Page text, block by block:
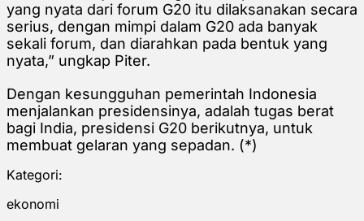
yang nyata dari forum G20 itu dilaksanakan secara
serius, dengan mimpi dalam G20 ada banyak
sekali forum, dan diarahkan pada bentuk yang
nyata,” ungkap Piter.
Dengan kesungguhan pemerintah Indonesia
menjalankan presidensinya, adalah tugas berat
bagi India, presidensi G20 berikutnya, untuk
membuat gelaran yang sepadan. (*)
Kategori:
ekonomi